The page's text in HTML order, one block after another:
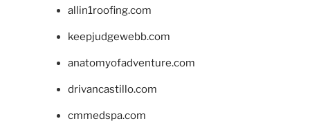
allin1roofing.com
keepjudgewebb.com
anatomyofadventure.com
drivancastillo.com
cmmedspa.com